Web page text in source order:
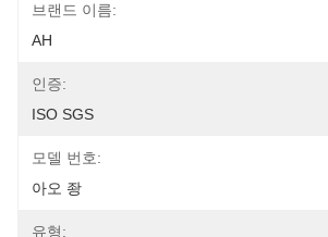
브랜드 이름:
AH
인증:
ISO SGS
모델 번호:
아오 좡
유형: